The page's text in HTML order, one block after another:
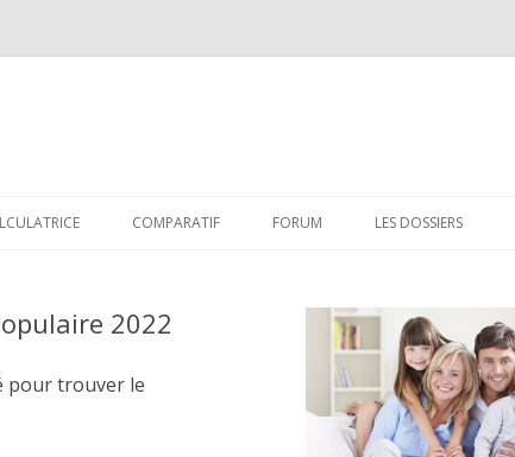
au COMPARATIF FORUM LES DOSSIERS
CODEVI
COMPTE À TERME
CSL
2022
pour trouver le